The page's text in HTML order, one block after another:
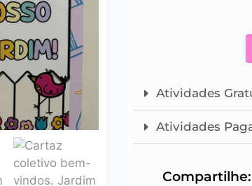
Atividades
Atividades
Compartilhe: